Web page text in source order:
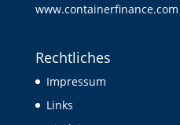
www.containerfinance.com
Rechtliches
Impressum
Links